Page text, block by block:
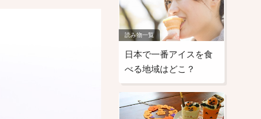
読み物一覧
日本で一番アイスを食
べる地域はどこ？